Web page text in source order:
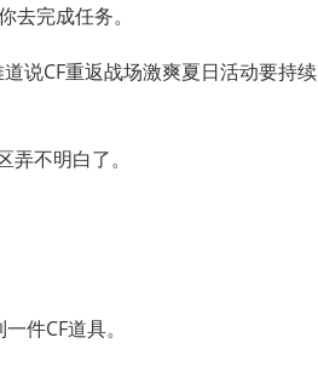
完成任务。
说CF重返战场激爽夏日活动要持续
不明白了。
件CF道具。